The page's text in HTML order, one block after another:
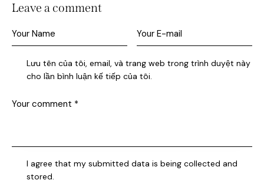
Leave a comment
Lưu tên của tôi, email, và trang web trong trình duyệt này
cho lần bình luận kế tiếp của tôi.
I agree that my submitted data is being collected and
stored.